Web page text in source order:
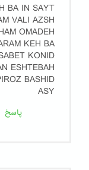
BA IN SAYT
VALI AZSH
OMADEH
KEH BA
KONID
ESHTEBAH
BASHID
ASY
پاسخ